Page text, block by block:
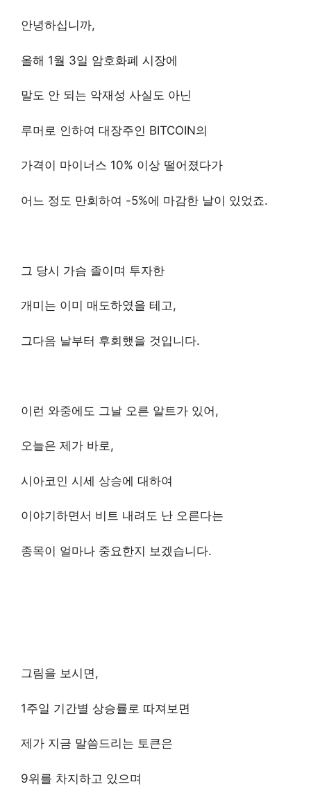
안녕하십니까,
올해 1월 3일 암호화폐 시장에
말도 안 되는 악재성 사실도 아닌
루머로 인하여 대장주인 BITCOIN의
가격이 마이너스 10% 이상 떨어졌다가
어느 정도 만회하여 -5%에 마감한 날이 있었죠.
그 당시 가슴 졸이며 투자한
개미는 이미 매도하였을 테고,
그다음 날부터 후회했을 것입니다.
이런 와중에도 그날 오른 알트가 있어,
오늘은 제가 바로,
시아코인 시세 상승에 대하여
이야기하면서 비트 내려도 난 오른다는
종목이 얼마나 중요한지 보겠습니다.
그림을 보시면,
1주일 기간별 상승률로 따져보면
제가 지금 말씀드리는 토큰은
9위를 차지하고 있으며